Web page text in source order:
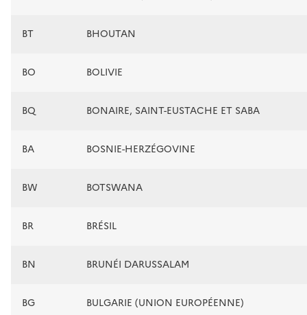
BT BHOUTAN
BO BOLIVIE
BQ BONAIRE, SAINT-EUSTACHE ET SABA
BA BOSNIE-HERZÉGOVINE
BW BOTSWANA
BR BRÉSIL
BN BRUNÉI DARUSSALAM
BG BULGARIE (UNION EUROPÉENNE)